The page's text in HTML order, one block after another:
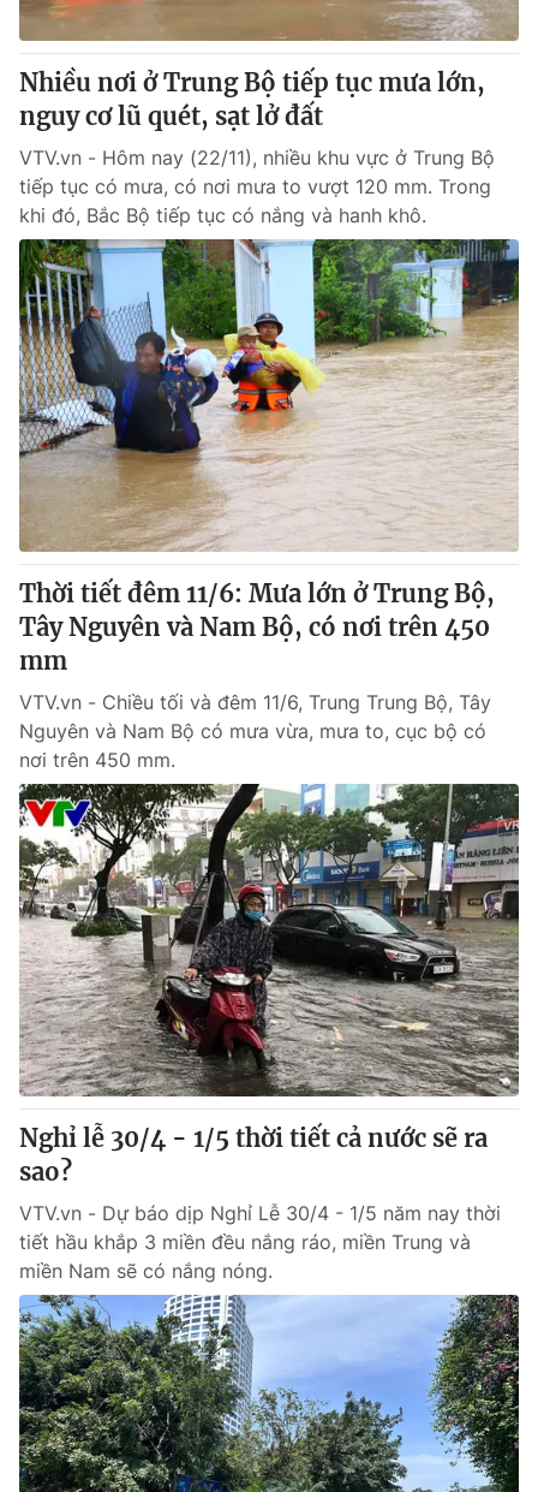
Nguyễn Trọng Ninh
Tổng đài VTV:024.38 355 931 - 024.38 355 932
Ðiện thoại Thời báo VTV:024.66 897 897
Email:toasoan@vtv.vn
Liên hệ quảng cáo:
024-7300.7108
® Cấm sao chép dưới mọi hình thức nếu không có sự chấp
thuận bằng văn bản. Ghi rõ nguồn VTV.vn khi phát hành lại
thông tin từ website này.
Nhiều nơi ở Trung Bộ tiếp tục mưa lớn,
nguy cơ lũ quét, sạt lở đất
VTV.vn - Hôm nay (22/11), nhiều khu vực ở Trung Bộ
tiếp tục có mưa, có nơi mưa to vượt 120 mm. Trong
khi đó, Bắc Bộ tiếp tục có nắng và hanh khô.
Thời tiết đêm 11/6: Mưa lớn ở Trung Bộ,
Tây Nguyên và Nam Bộ, có nơi trên 450
mm
VTV.vn - Chiều tối và đêm 11/6, Trung Trung Bộ, Tây
Nguyên và Nam Bộ có mưa vừa, mưa to, cục bộ có
nơi trên 450 mm.
Nghỉ lễ 30/4 - 1/5 thời tiết cả nước sẽ ra
sao?
VTV.vn - Dự báo dịp Nghỉ Lễ 30/4 - 1/5 năm nay thời
tiết hầu khắp 3 miền đều nắng ráo, miền Trung và
miền Nam sẽ có nắng nóng.